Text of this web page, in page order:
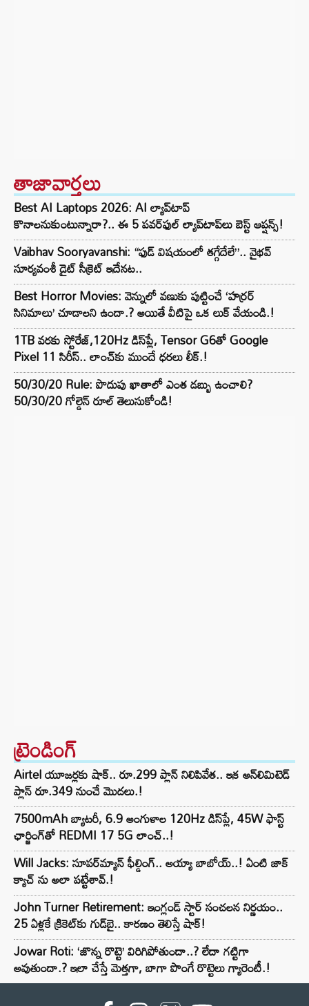
తాజావార్తలు
Best AI Laptops 2026: AI ల్యాప్‌టాప్
కొనాలనుకుంటున్నారా?.. ఈ 5 పవర్‌ఫుల్ ల్యాప్‌టాప్‌లు బెస్ట్ ఆప్షన్స్!
Vaibhav Sooryavanshi: “ఫుడ్ విషయంలో తగ్గేదేలే”.. వైభవ్
సూర్యవంశీ డైట్ సీక్రెట్ ఇదేనట..
Best Horror Movies: వెన్నులో వణుకు పుట్టించే ‘హర్రర్
సినిమాలు’ చూడాలని ఉందా.? అయితే వీటిపై ఒక లుక్ వేయండి.!
1TB వరకు స్టోరేజ్,120Hz డిస్‌ప్లే, Tensor G6తో Google
Pixel 11 సిరీస్.. లాంచ్⁭కు ముందే ధరలు లీక్.!
50/30/20 Rule: పొదుపు ఖాతాలో ఎంత డబ్బు ఉంచాలి?
50/30/20 గోల్డెన్ రూల్ తెలుసుకోండి!
ట్రెండింగ్‌
Airtel యూజర్లకు షాక్.. రూ.299 ప్లాన్ నిలిపివేత.. ఇక అన్‌లిమిటెడ్
ప్లాన్ రూ.349 నుంచే మొదలు.!
7500mAh బ్యాటరీ, 6.9 అంగుళాల 120Hz డిస్‌ప్లే, 45W ఫాస్ట్
ఛార్జింగ్‌తో REDMI 17 5G లాంచ్..!
Will Jacks: సూపర్‌మ్యాన్ ఫీల్డింగ్.. అయ్యా బాబోయ్..! ఏంటి జాక్
క్యాచ్ ను అలా పట్టేశావ్.!
John Turner Retirement: ఇంగ్లండ్ స్టార్ సంచలన నిర్ణయం..
25 ఏళ్లకే క్రికెట్‌కు గుడ్‌బై.. కారణం తెలిస్తే షాక్!
Jowar Roti: ‘జొన్న రొట్టె’ విరిగిపోతుందా..? లేదా గట్టిగా
అవుతుందా.? ఇలా చేస్తే మెత్తగా, బాగా పొంగే రొట్టెలు గ్యారెంటీ.!